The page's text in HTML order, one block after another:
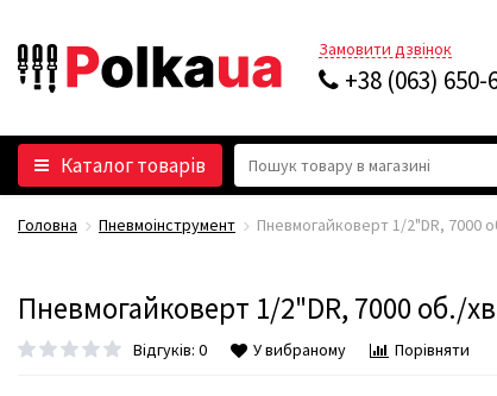
Замовити дзвінок
+38 (063) 650-
Каталог товарів
Головна Пневмоінструмент Пневмогайковерт 1/2"DR, 7000
Пневмогайковерт 1/2"DR, 7000 об./
Відгуків: 0 У вибраному Порівняти